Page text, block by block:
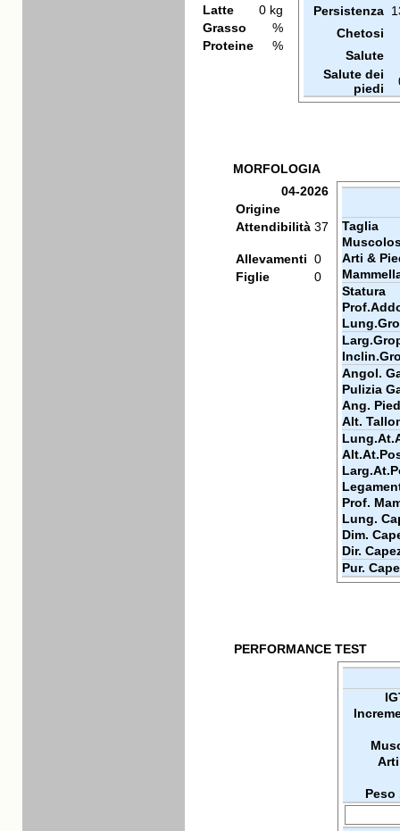
Latte
0 kg
Grasso
%
Proteine
%
Persistenza
Chetosi
Salute
Salute dei
piedi
MORFOLOGIA
04-2026
Origine
Attendibilità 37
Allevamenti 0
Figlie
0
Taglia
Arti &
Statura
Angol.
Pulizia
Ang.
Alt.
Prof.
Lung.
Dim.
Dir.
Pur.
PERFORMANCE TEST
Peso